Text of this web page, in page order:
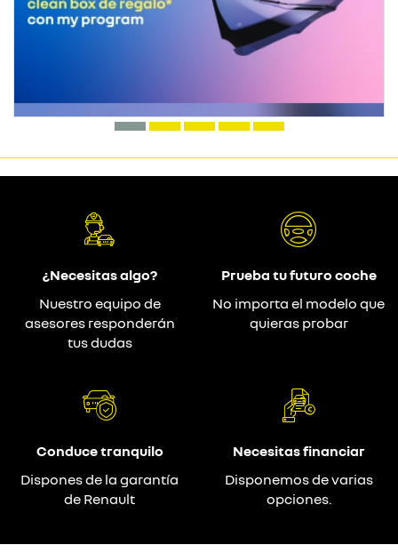
¿Necesitas algo?
Nuestro equipo de
asesores responderán
tus dudas
Prueba tu futuro coche
No importa el modelo que
quieras probar
Conduce tranquilo
Dispones de la garantía
de Renault
Necesitas financiar
Disponemos de varias
opciones.